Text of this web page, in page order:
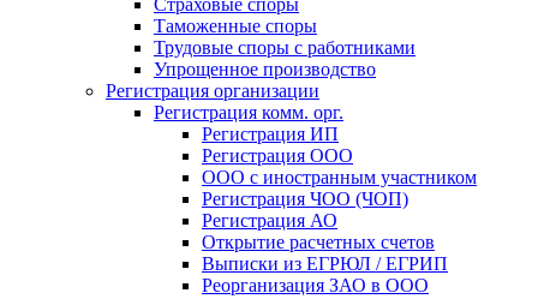
Страховые споры
Таможенные споры
Трудовые споры с работниками
Упрощенное производство
Регистрация организации
Регистрация комм. орг.
Регистрация ИП
Регистрация ООО
ООО с иностранным участником
Регистрация ЧОО (ЧОП)
Регистрация АО
Открытие расчетных счетов
Выписки из ЕГРЮЛ / ЕГРИП
Реорганизация ЗАО в ООО